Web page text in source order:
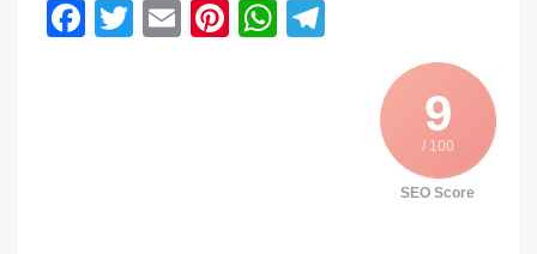
Facebook
Twitter
EmailPinterest
WhatsApp
9
/ 100
SEO Score